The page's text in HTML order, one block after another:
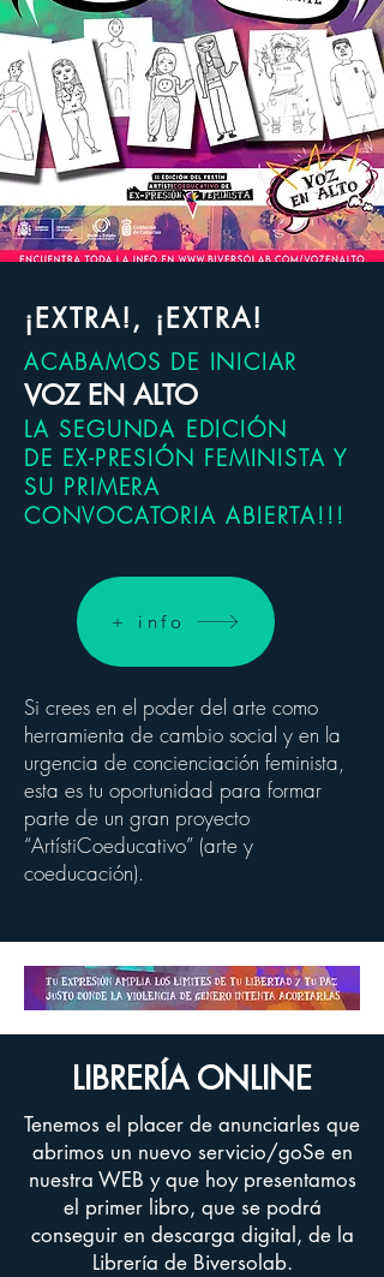
¡EXTRA!, ¡EXTRA!
ACABAMOS DE INICIAR
VOZ EN ALTO
LA SEGUNDA EDICIÓN
DE EX-PRESIÓN FEMINISTA Y
SU PRIMERA
CONVOCATORIA ABIERTA!!!
+ info
Si crees en el poder del arte como
herramienta de cambio social y en la
urgencia de concienciación feminista,
esta es tu oportunidad para formar
parte de un gran proyecto
“ArtístiCoeducativo” (arte y
coeducación).
LIBRERÍA ONLINE
Tenemos el placer de anunciarles que
abrimos un nuevo servicio/goSe en
nuestra WEB y que hoy presentamos
el primer libro, que se podrá
conseguir en descarga digital, de la
Librería de Biversolab.